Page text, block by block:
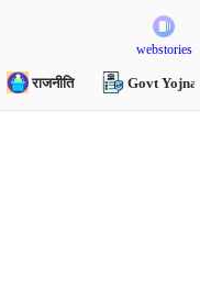
webstories
राजनीति Govt Yojna